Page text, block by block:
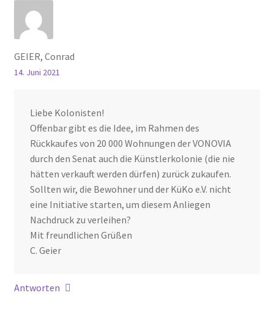
GEIER, Conrad
14. Juni 2021
Liebe Kolonisten!
Offenbar gibt es die Idee, im Rahmen des
Rückkaufes von 20 000 Wohnungen der VONOVIA
durch den Senat auch die Künstlerkolonie (die nie
hätten verkauft werden dürfen) zurück zukaufen.
Sollten wir, die Bewohner und der KüKo e.V. nicht
eine Initiative starten, um diesem Anliegen
Nachdruck zu verleihen?
Mit freundlichen Grüßen
C. Geier
Antworten